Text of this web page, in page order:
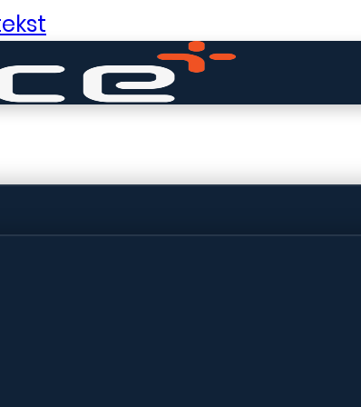
dingen
winkel wordt momenteel